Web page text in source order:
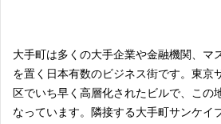
大手町は多くの大手企業や金融機関、マ
を置く日本有数のビジネス街です。東京
区でいち早く高層化されたビルで、この
なっています。隣接する大手町サンケイ